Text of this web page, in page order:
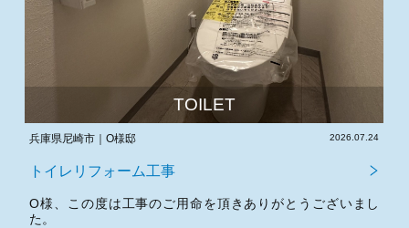
TOILET
兵庫県尼崎市｜O様邸 2026.07.24
トイレリフォーム工事
O様、この度は工事のご用命を頂きありがとうございまし
た。